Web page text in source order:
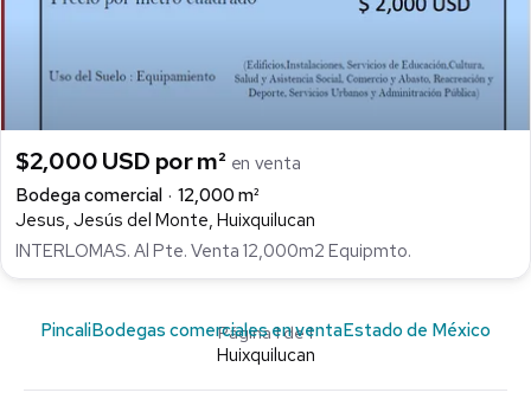
$2,000 USD por m² en venta
Bodega comercial
12,000 m²
Jesus, Jesús del Monte, Huixquilucan
INTERLOMAS. Al Pte. Venta 12,000m2 Equipmto.
Página 1 de 1
PincaliBodegas comerciales en ventaEstado de México
Huixquilucan